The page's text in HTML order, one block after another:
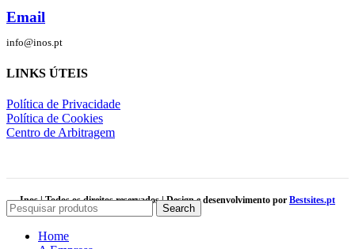
Email
info@inos.pt
LINKS ÚTEIS
Política de Privacidade
Política de Cookies
Centro de Arbitragem
Inos | Todos os direitos reservados | Design e desenvolvimento por Bestsites.pt
Search
Home